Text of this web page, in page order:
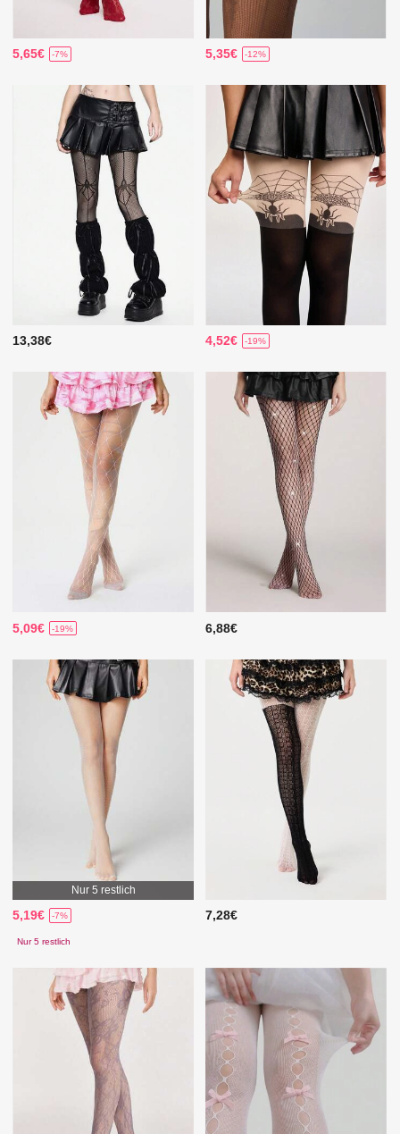
5,65€ -7% 5,35€ -12%
13,38€ 4,52€ -19%
5,09€ -19% 6,88€
Nur 5 restlich
5,19€ -7%
Nur 5 restlich
7,28€